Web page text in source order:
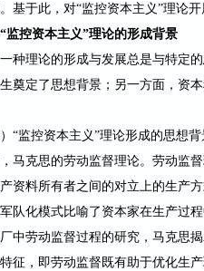
基于此，对“监控资本主义”理论
“监控资本主义”理论的形成背景
种理论的形成与发展总是与特定
奠定了思想背景；另一方面，资
“监控资本主义”理论形成的思想背
马克思的劳动监督理论。劳动监
资料所有者之间的对立上的生产
队化模式比喻了资本家在生产过
中劳动监督过程的研究，马克思
征，即劳动监督既有助于优化生